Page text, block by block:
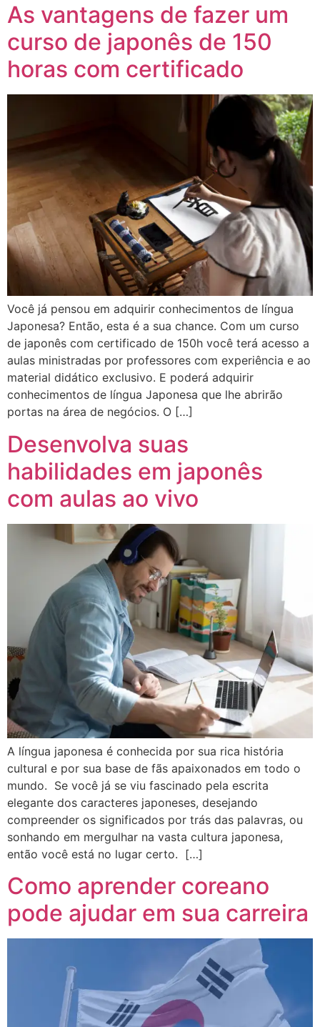
As vantagens de fazer um
curso de japonês de 150
horas com certificado
Você já pensou em adquirir conhecimentos de língua
Japonesa? Então, esta é a sua chance. Com um curso
de japonês com certificado de 150h você terá acesso a
aulas ministradas por professores com experiência e ao
material didático exclusivo. E poderá adquirir
conhecimentos de língua Japonesa que lhe abrirão
portas na área de negócios. O […]
Desenvolva suas
habilidades em japonês
com aulas ao vivo
A língua japonesa é conhecida por sua rica história
cultural e por sua base de fãs apaixonados em todo o
mundo. Se você já se viu fascinado pela escrita
elegante dos caracteres japoneses, desejando
compreender os significados por trás das palavras, ou
sonhando em mergulhar na vasta cultura japonesa,
então você está no lugar certo. […]
Como aprender coreano
pode ajudar em sua carreira